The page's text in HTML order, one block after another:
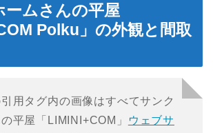
ームさんの平屋
Polku」の外観と間取
用タグ内の画像はすべてサンク
平屋「LIMINI+COM」
ウェブサ